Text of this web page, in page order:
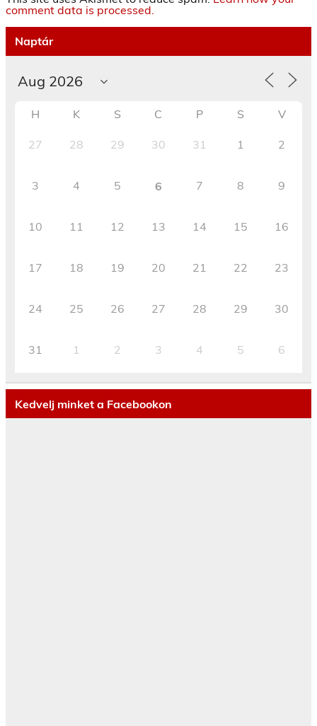
comment data is processed.
Naptár
H K S C P S V
27 28 29 30 31 1 2
3 4 5 6 7 8 9
10 11 12 13 14 15 16
17 18 19 20 21 22 23
24 25 26 27 28 29 30
31 1 2 3 4 5 6
Kedvelj minket a Facebookon